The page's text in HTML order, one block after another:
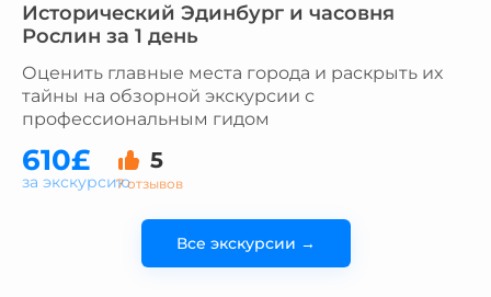
Исторический Эдинбург и часовня
Рослин за 1 день
Оценить главные места города и раскрыть их
тайны на обзорной экскурсии с
профессиональным гидом
610£ 5
7 отзывов
за экскурсию
Все экскурсии →